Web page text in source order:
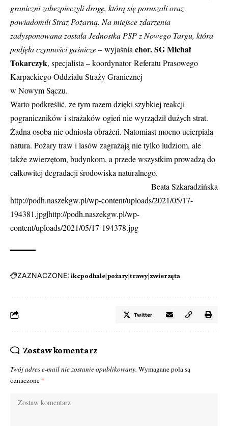
graniczni zabezpieczyli drogę, którą się poruszali oraz
powiadomili Straż Pożarną. Na miejsce zdarzenia
zadysponowana została Jednostka PSP z Nowego Targu, która
podjęła czynności gaśnicze– wyjaśnia chor. SG Michał
Tokarczyk, specjalista – koordynator Referatu Prasowego
Karpackiego Oddziału Straży Granicznej
w Nowym Sączu.
Warto podkreślić, ze tym razem dzięki szybkiej reakcji
pograniczników i strażaków ogień nie wyrządził dużych strat.
Żadna osoba nie odniosła obrażeń. Natomiast mocno ucierpiała
natura. Pożary traw i lasów zagrażają nie tylko ludziom, ale
także zwierzętom, budynkom, a przede wszystkim prowadzą do
całkowitej degradacji środowiska naturalnego.
Beata Szkaradzińska
http://podh.naszekgw.pl/wp-content/uploads/2021/05/17-
194381.jpg|http://podh.naszekgw.pl/wp-
content/uploads/2021/05/17-194378.jpg
ZAZNACZONE: ikcpodhale|pożary|trawy|zwierzęta
Twitter
Zostaw komentarz
Twój adres e-mail nie zostanie opublikowany. Wymagane pola są
oznaczone *